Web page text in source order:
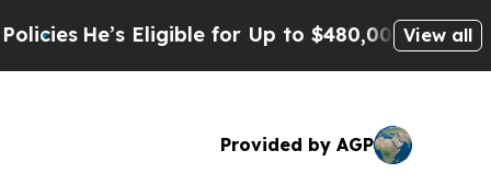
Eligible for Up to $480,000 After BeingView all
Provided by AGP